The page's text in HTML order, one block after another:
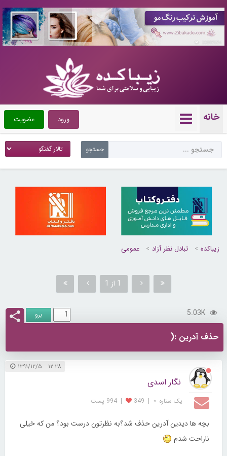
خانه عضویت ورود
زیباکده تبادل نظر آزاد عمومی
1 از 1
5.03K
حذف آدرین :(
۱۲:۲۸ ۱۳۹۱/۱۲/۵
نگار اسدی
یک ستاره ⋆ |
349
| 994 پست
بچه ها دیدین آدرین حذف شد؟به نظرتون درست بود؟ من که خیلی
ناراحت شدم